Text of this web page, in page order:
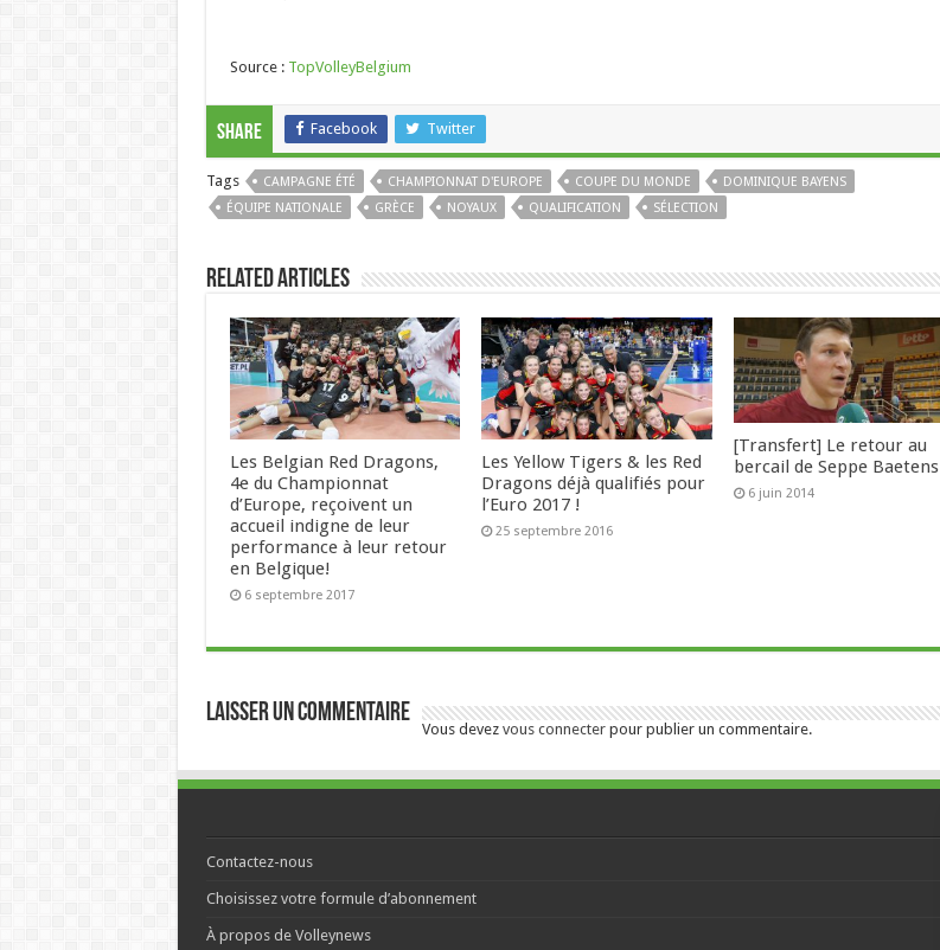
Source : TopVolleyBelgium
Share Facebook Twitter
Tags CAMPAGNE ÉTÉ CHAMPIONNAT D'EUROPE COUPE DU MONDE
DOMINIQUE BAYENS
ÉQUIPE NATIONALE
GRÈCE NOYAUX QUALIFICATION SÉLECTION
Related Articles
Les Belgian Red Dragons,
4e du Championnat
d’Europe, reçoivent un
accueil indigne de leur
performance à leur retour
en Belgique!
6 septembre 2017
Les Yellow Tigers & les Red
Dragons déjà qualifiés pour
l’Euro 2017 !
25 septembre 2016
[Transfert] Le retour au
bercail de Seppe Baetens
6 juin 2014
Laisser un commentaire
Vous devez vous connecterpour publier un commentaire.
Contactez-nous
Choisissez votre formule d’abonnement
À propos de Volleynews